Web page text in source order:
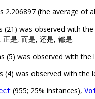
2.206897 (the average of
was observed with the
是, 而是, 还是, 都是.
was observed with the
was observed with the
(955; 25% instances),